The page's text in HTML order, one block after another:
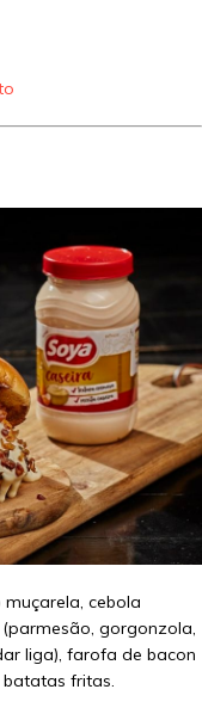
cebola
gorgonzola,
liga), farofa de bacon
batatas fritas.